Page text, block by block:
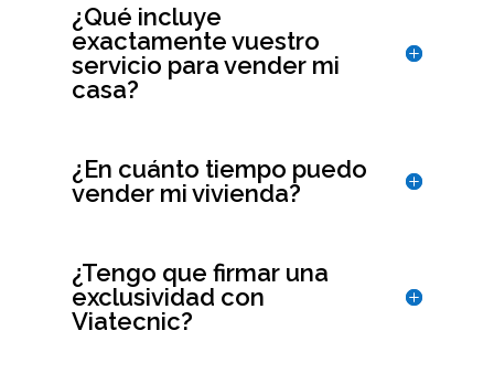
¿Qué incluye
exactamente vuestro
servicio para vender mi
casa?
¿En cuánto tiempo puedo
vender mi vivienda?
¿Tengo que firmar una
exclusividad con
Viatecnic?